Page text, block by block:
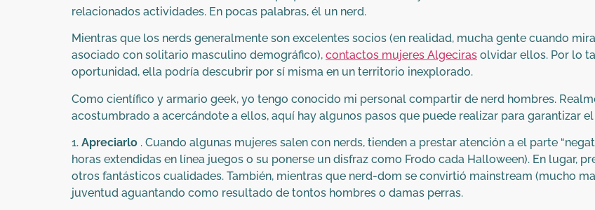
relacionados actividades. En pocas palabras, él un nerd.
Mientras que los nerds generalmente son excelentes socios (en realidad, mucha gente cuando
asociado con solitario masculino demográfico), contactos mujeres Algeciras olvidar ellos. Por lo
oportunidad, ella podría descubrir por sí misma en un territorio inexplorado.
Como científico y armario geek, yo tengo conocido mi personal compartir de nerd hombres.
acostumbrado a acercándote a ellos, aquí hay algunos pasos que puede realizar para garantizar
1. Apreciarlo . Cuando algunas mujeres salen con nerds, tienden a prestar atención a el parte
horas extendidas en línea juegos o su ponerse un disfraz como Frodo cada Halloween). En lugar,
otros fantásticos cualidades. También, mientras que nerd-dom se convirtió mainstream (mucho
juventud aguantando como resultado de tontos hombres o damas perras.